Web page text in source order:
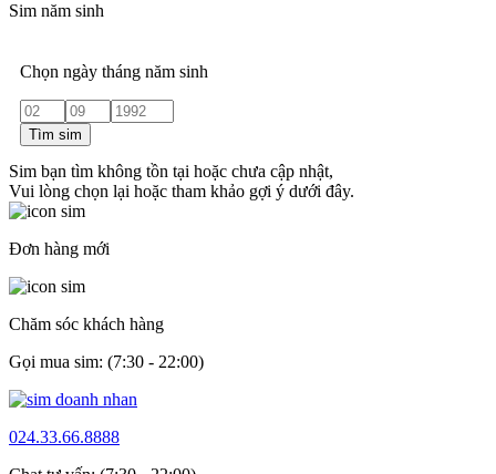
Sim năm sinh
Chọn ngày tháng năm sinh
Tìm sim
Sim bạn tìm không tồn tại hoặc chưa cập nhật,
Vui lòng chọn lại hoặc tham khảo gợi ý dưới đây.
Đơn hàng mới
Chăm sóc khách hàng
Gọi mua sim: (7:30 - 22:00)
024.33.66.8888